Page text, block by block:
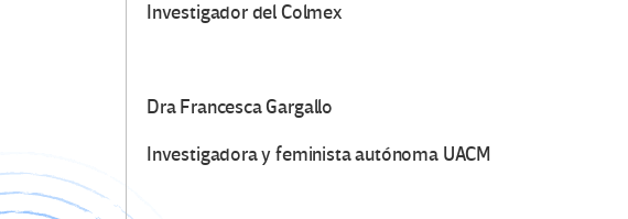
Investigador del Colmex
Dra Francesca Gargallo
Investigadora y feminista autónoma UACM